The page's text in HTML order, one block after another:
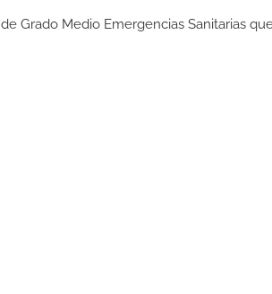
Grado Medio Emergencias Sanitarias